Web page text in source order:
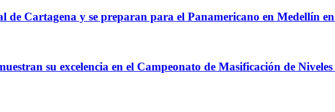
de Cartagena y se preparan para el Panamericano en Medellín
su excelencia en el Campeonato de Masificación de